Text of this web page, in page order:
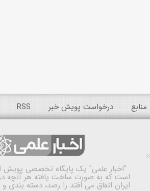
منابع درخواست پویش خبر RSS
"اخبار علمی" یک پایگاه تخصصی پویش
است که به صورت ساخت یافته هر آنچه
ایران اتفاق می افتد را رصد، دسته بندی و